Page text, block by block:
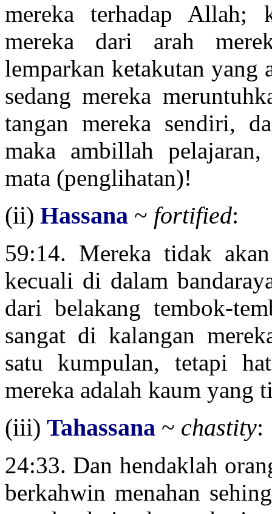
mereka terhadap Allah;
mereka dari arah
lemparkan ketakutan yang
sedang mereka
tangan mereka sendiri,
maka ambillah
mata (penglihatan)!
(ii) Hassana ~ fortified:
59:14. Mereka tidak
kecuali di dalam
dari belakang tembok-
sangat di kalangan
satu kumpulan, tetapi
mereka adalah kaum yang
(iii) Tahassana ~ chastity:
24:33. Dan hendaklah
berkahwin menahan